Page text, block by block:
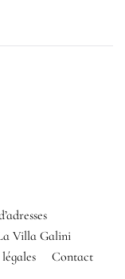
Villa Galini
Contact